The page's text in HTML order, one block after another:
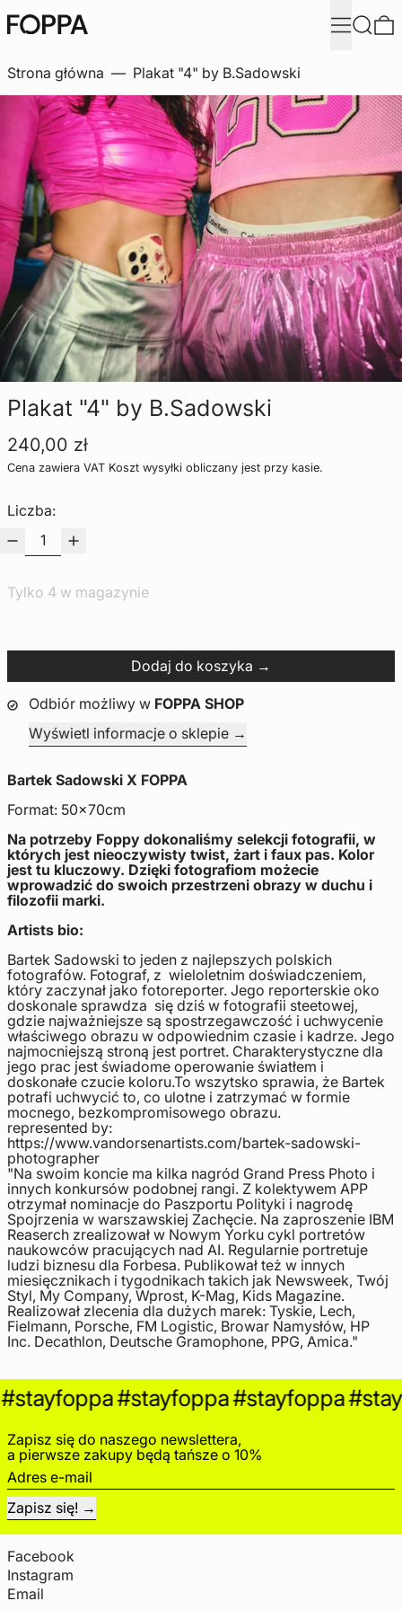
Szukaj
Strona główna — Plakat "4" by B.Sadowski
Plakat "4" by B.Sadowski
Cena regularna
240,00 zł
Cena zawiera VAT Koszt wysyłki obliczany jest przy kasie.
Liczba:
Tylko 4 w magazynie
Dodaj do koszyka
Odbiór możliwy w FOPPA SHOP
Wyświetl informacje o sklepie
Bartek Sadowski X FOPPA
Format: 50x70cm
Na potrzeby Foppy dokonaliśmy selekcji fotografii, w
których jest nieoczywisty twist, żart i faux pas. Kolor
jest tu kluczowy. Dzięki fotografiom możecie
wprowadzić do swoich przestrzeni obrazy w duchu i
filozofii marki.
Artists bio:
Bartek Sadowski to jeden z najlepszych polskich
fotografów. Fotograf, z wieloletnim doświadczeniem,
który zaczynał jako fotoreporter. Jego reporterskie oko
doskonale sprawdza się dziś w fotografii steetowej,
gdzie najważniejsze są spostrzegawczość i uchwycenie
właściwego obrazu w odpowiednim czasie i kadrze. Jego
najmocniejszą stroną jest portret. Charakterystyczne dla
jego prac jest świadome operowanie światłem i
doskonałe czucie koloru.To wszytsko sprawia, że Bartek
potrafi uchwycić to, co ulotne i zatrzymać w formie
mocnego, bezkompromisowego obrazu.
represented by:
https://www.vandorsenartists.com/bartek-sadowski-
photographer
"Na swoim koncie ma kilka nagród Grand Press Photo i
innych konkursów podobnej rangi. Z kolektywem APP
otrzymał nominacje do Paszportu Polityki i nagrodę
Spojrzenia w warszawskiej Zachęcie. Na zaproszenie IBM
Reaserch zrealizował w Nowym Yorku cykl portretów
naukowców pracujących nad AI. Regularnie portretuje
ludzi biznesu dla Forbesa. Publikował też w innych
miesięcznikach i tygodnikach takich jak Newsweek, Twój
Styl, My Company, Wprost, K-Mag, Kids Magazine.
Realizował zlecenia dla dużych marek: Tyskie, Lech,
Fielmann, Porsche, FM Logistic, Browar Namysłów, HP
Inc. Decathlon, Deutsche Gramophone, PPG, Amica."
#stayfoppa#stayfoppa
Zapisz się do naszego newslettera,
a pierwsze zakupy będą tańsze o 10%
Adres e-mail
Zapisz się!
Facebook
Instagram
Email